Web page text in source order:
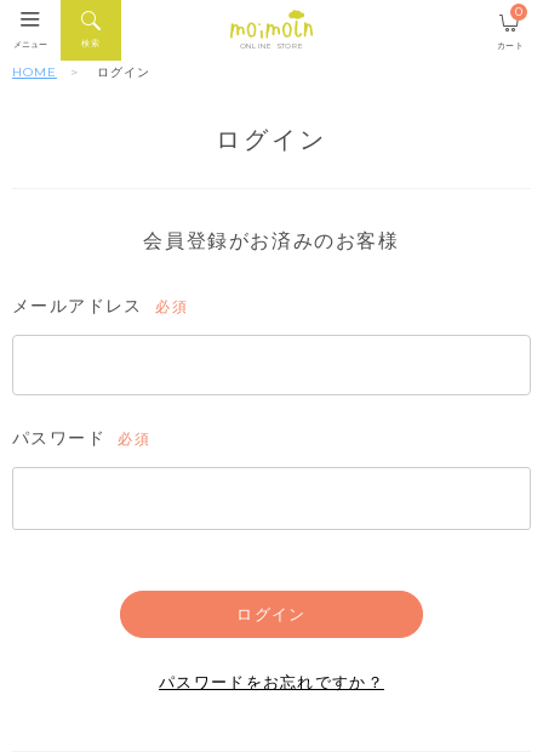
ONLINE STORE
検索
メニュー カート
0
HOME ログイン
ログイン
会員登録がお済みのお客様
メールアドレス
須)
パスワード
須)
ログイン
パスワードをお忘れですか？